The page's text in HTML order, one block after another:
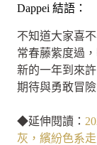
Dappei 結語：
不知道大家喜
常春藤紫度過
新的一年到來
期待與勇敢冒
◆延伸閱讀：
灰，繽紛色系